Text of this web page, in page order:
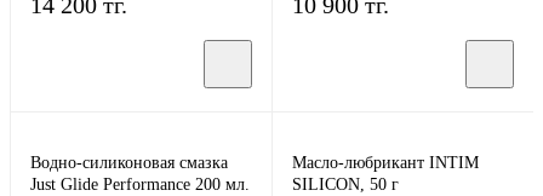
Водно-силиконовая смазка
Just Glide Performance 200 мл.
Масло-любрикант INTIM
SILICON, 50 г